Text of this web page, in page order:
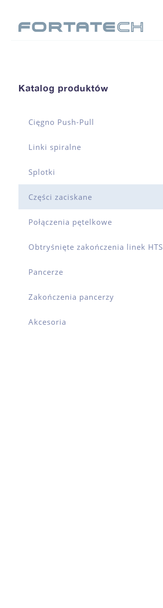
Katalog produktów
Cięgno Push-Pull
Linki spiralne
Splotki
Części zaciskane
Połączenia pętelkowe
Obtryśnięte zakończenia linek HTS
Pancerze
Zakończenia pancerzy
Akcesoria